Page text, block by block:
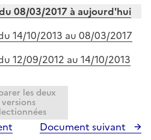
08/03/2017 à aujourd'hui
14/10/2013 au 08/03/2017
12/09/2012 au 14/10/2013
les deux
versions
Document suivant